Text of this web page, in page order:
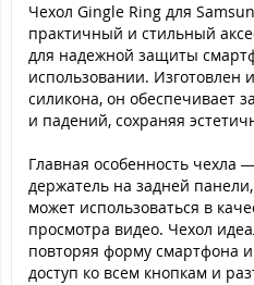
Чехол Gingle Ring для
практичный и стильный
для надежной защиты
использовании. Изготовлен
силикона, он обеспечивает
и падений, сохраняя
Главная особенность чехла
держатель на задней
может использоваться в
просмотра видео. Чехол
повторяя форму смартфона
доступ ко всем кнопкам и